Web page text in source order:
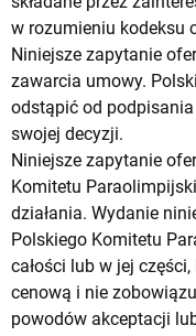
w rozumieniu kodeksu
Niniejsze zapytanie
zawarcia umowy.
odstąpić od
swojej decyzji.
Niniejsze zapytanie
Komitetu
działania. Wydanie
Polskiego Komitetu
całości lub w jej
cenową i nie
powodów akceptacji